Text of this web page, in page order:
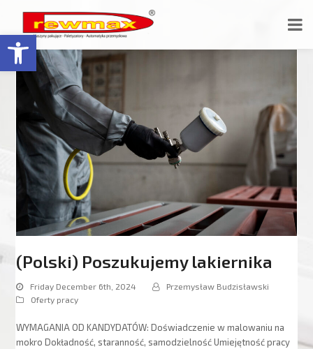
Open toolbar
(Polski) Poszukujemy lakiernika
Friday December 6th, 2024
Przemysław Budzisławski
Oferty pracy
WYMAGANIA OD KANDYDATÓW: Doświadczenie w malowaniu na
mokro Dokładność, staranność, samodzielność Umiejętność pracy